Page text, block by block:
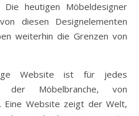
heutigen Möbeldesigner
diesen Designelementen
weiterhin die Grenzen von
Website ist für jedes
der Möbelbranche, von
Eine Website zeigt der Welt,